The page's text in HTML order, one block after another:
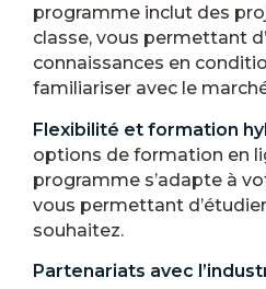
programme inclut des
classe, vous permettant
connaissances en
familiariser avec le
Flexibilité et formation
options de formation en
programme s’adapte à
vous permettant
souhaitez.
Partenariats avec